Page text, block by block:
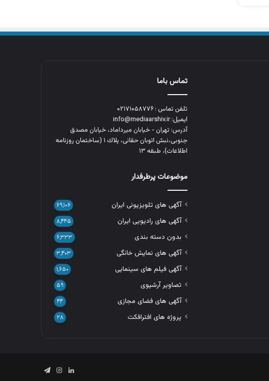
تماس باما
تلفن تماس : ۰۲۱۷۱۰۵۸۷۷۶
ایمیل: info@mediaarshiv.ir
آدرس: تهران - خیابان میرداماد، خیابان مصدق
جنوبی،نبش اتوبان حقانی، پلاك ١ (ساختمان روزنامه
اطلاعات)، طبقه ۱۳
موضوعات پرطرفدار
آگهی های تلویزیونی ایران ۶۹,۱۰۶
آگهی های رادیویی ایران ۸,۴۴۵
بدون دسته بندی ۶,۳۳۳
آگهی های نمایش خانگی ۳,۴۰۳
آگهی فیلم های سینمایی ۱,۶۵۰
تصاویر آرشیوی ۵۹
آگهی های فضای مجازی ۴۴
پروژه های افترافکت ۲۸
لینکدیناینستاگرام
تلگرام